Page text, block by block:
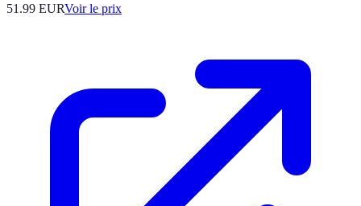
51.99 EURVoir le prix